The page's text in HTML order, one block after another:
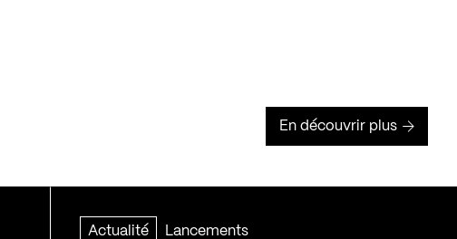
En découvrir plus
Actualité Lancements